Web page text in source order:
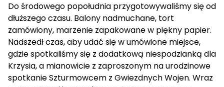
Do środowego popołudnia przygotowywaliśmy się od
dłuższego czasu. Balony nadmuchane, tort
zamówiony, marzenie zapakowane w piękny papier.
Nadszedł czas, aby udać się w umówione miejsce,
gdzie spotkaliśmy się z dodatkową niespodzianką dla
Krzysia, a mianowicie z zaproszonym na urodzinowe
spotkanie Szturmowcem z Gwiezdnych Wojen. Wraz